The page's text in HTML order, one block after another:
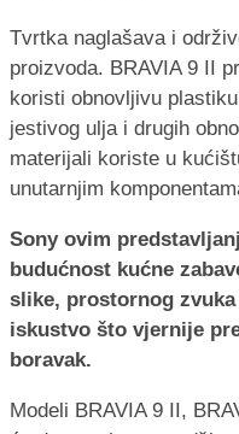
Tvrtka naglašava i
proizvoda. BRAVIA 9 II
koristi obnovljivu
jestivog ulja i drugih
materijali koriste u
unutarnjim
Sony ovim
budućnost kućne
slike, prostornog
iskustvo što vjernije
boravak.
Modeli BRAVIA 9 II,